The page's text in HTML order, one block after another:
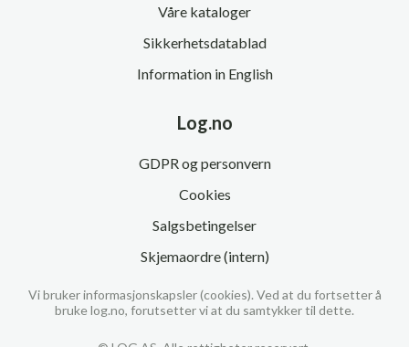
Våre kataloger
Sikkerhetsdatablad
Information in English
Log.no
GDPR og personvern
Cookies
Salgsbetingelser
Skjemaordre (intern)
Vi bruker informasjonskapsler (cookies). Ved at du fortsetter å
bruke log.no, forutsetter vi at du samtykker til dette.